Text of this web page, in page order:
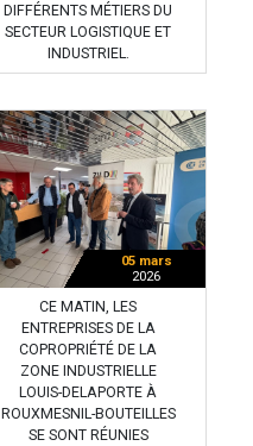
DIFFÉRENTS MÉTIERS DU
SECTEUR LOGISTIQUE ET
INDUSTRIEL.
05 mars
2026
CE MATIN, LES
ENTREPRISES DE LA
COPROPRIÉTÉ DE LA
ZONE INDUSTRIELLE
LOUIS-DELAPORTE À
ROUXMESNIL-BOUTEILLES
SE SONT RÉUNIES